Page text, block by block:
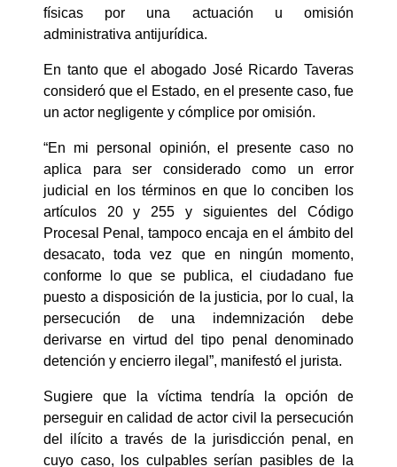
físicas por una actuación u omisión
administrativa antijurídica.
En tanto que el abogado José Ricardo Taveras
consideró que el Estado, en el presente caso, fue
un actor negligente y cómplice por omisión.
“En mi personal opinión, el presente caso no
aplica para ser considerado como un error
judicial en los términos en que lo conciben los
artículos 20 y 255 y siguientes del Código
Procesal Penal, tampoco encaja en el ámbito del
desacato, toda vez que en ningún momento,
conforme lo que se publica, el ciudadano fue
puesto a disposición de la justicia, por lo cual, la
persecución de una indemnización debe
derivarse en virtud del tipo penal denominado
detención y encierro ilegal”, manifestó el jurista.
Sugiere que la víctima tendría la opción de
perseguir en calidad de actor civil la persecución
del ilícito a través de la jurisdicción penal, en
cuyo caso, los culpables serían pasibles de la